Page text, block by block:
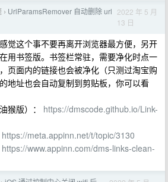
› UrlParamsRemover 自动删除 url 2022 年 5 月
13 日
觉这个事不要再离开浏览器最方便，另开
用书签版。书签栏常驻，需要净化时点一
页面内的链接也会被净化（只测过淘宝购
地址也会自动复制到剪贴板，你可以看
猴版）： https://dmscode.github.io/Link-
https://meta.appinn.net/t/topic/3130
https://www.appinn.com/dms-links-clean-